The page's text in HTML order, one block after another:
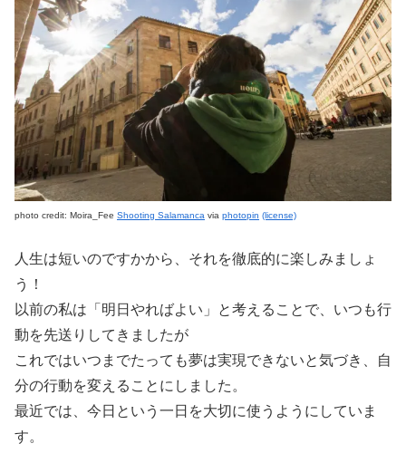
photo credit: Moira_Fee Shooting Salamanca via photopin (license)
人生は短いのですかから、それを徹底的に楽しみましょ
う！
以前の私は「明日やればよい」と考えることで、いつも行
動を先送りしてきましたが
これではいつまでたっても夢は実現できないと気づき、自
分の行動を変えることにしました。
最近では、今日という一日を大切に使うようにしていま
す。